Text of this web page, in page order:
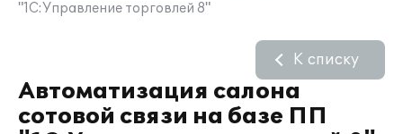
"1С:Управление торговлей 8"
Автоматизация салона
сотовой связи на базе ПП
К списку